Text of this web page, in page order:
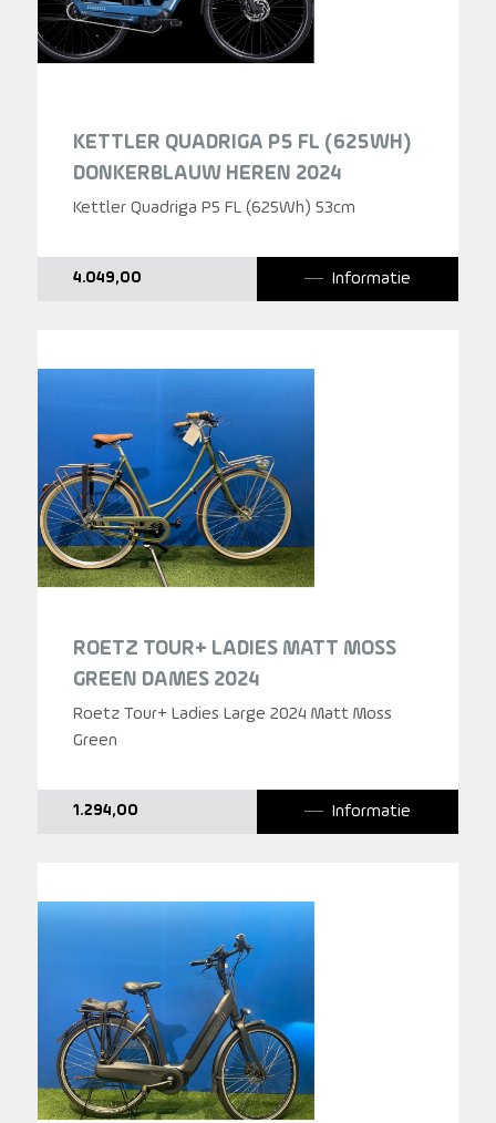
KETTLER QUADRIGA P5 FL (625WH)
DONKERBLAUW HEREN 2024
Kettler Quadriga P5 FL (625Wh) 53cm
4.049,00 Informatie
ROETZ TOUR+ LADIES MATT MOSS
GREEN DAMES 2024
Roetz Tour+ Ladies Large 2024 Matt Moss
Green
1.294,00 Informatie